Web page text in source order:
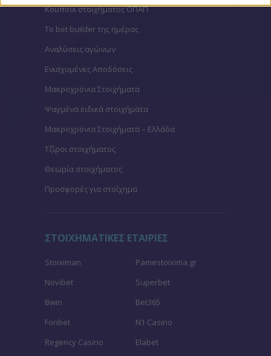
Κουπόνι στοιχήματος ΟΠΑΠ
To bet builder της ημέρας
Αναλύσεις αγώνων
Ενισχυμένες Αποδόσεις
Μακροχρόνια Στοιχήματα
Ψαγμένα ειδικά στοιχήματα
Μακροχρόνια Στοιχήματα – Ελλάδα
Τζίροι στοιχήματος
Θεωρία στοιχήματος
Προσφορές για στοίχημα
ΣΤΟΙΧΗΜΑΤΙΚΕΣ ΕΤΑΙΡΙΕΣ
Stoiximan
Pamestoixima.gr
Novibet
Superbet
Bwin
Bet365
Fonbet
N1 Casino
Regency Casino
Elabet